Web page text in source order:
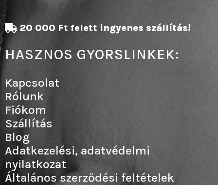
20 000 Ft felett ingyenes szállítás!
HASZNOS GYORSLINKEK:
Kapcsolat
Rólunk
Fiókom
Szállítás
Blog
Adatkezelési, adatvédelmi
nyilatkozat
Általános szerződési feltételek